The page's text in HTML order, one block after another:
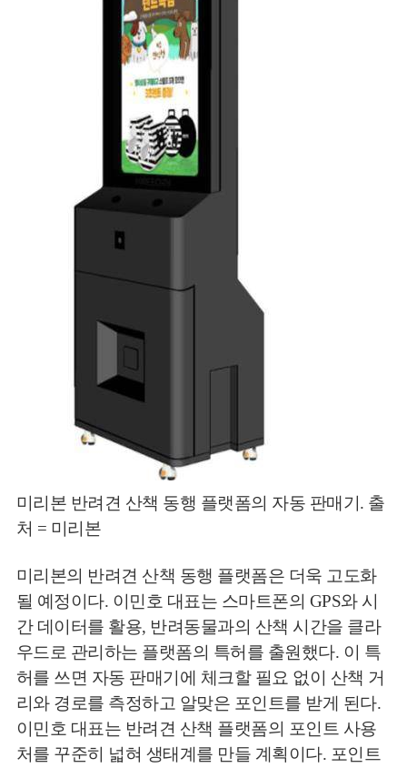
미리본 반려견 산책 동행 플랫폼의 자동 판매기. 출
처 = 미리본
미리본의 반려견 산책 동행 플랫폼은 더욱 고도화
될 예정이다. 이민호 대표는 스마트폰의 GPS와 시
간 데이터를 활용, 반려동물과의 산책 시간을 클라
우드로 관리하는 플랫폼의 특허를 출원했다. 이 특
허를 쓰면 자동 판매기에 체크할 필요 없이 산책 거
리와 경로를 측정하고 알맞은 포인트를 받게 된다.
이민호 대표는 반려견 산책 플랫폼의 포인트 사용
처를 꾸준히 넓혀 생태계를 만들 계획이다. 포인트